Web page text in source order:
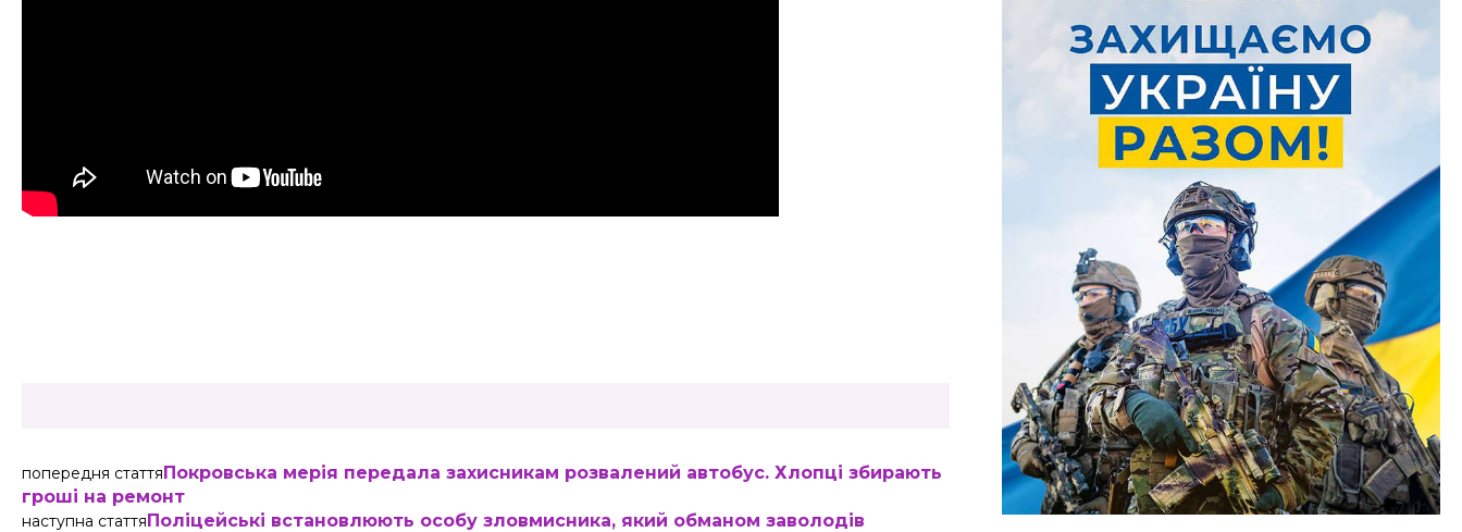
попередня статтяПокровська мерія передала захисникам розвалений автобус. Хлопці збирають
гроші на ремонт
наступна статтяПоліцейські встановлюють особу зловмисника, який обманом заволодів